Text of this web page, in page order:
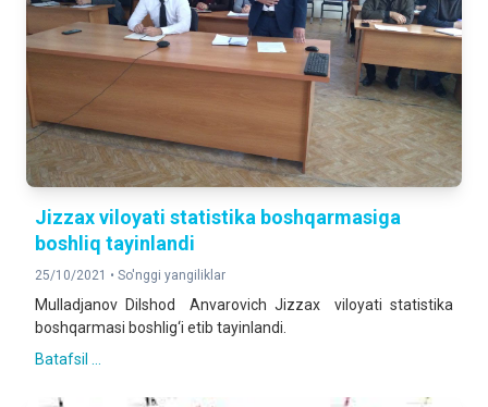
Jizzax viloyati statistika boshqarmasiga
boshliq tayinlandi
25/10/2021 • So'nggi yangiliklar
Mulladjanov Dilshod Anvarovich Jizzax viloyati statistika
boshqarmasi boshlig‘i etib tayinlandi.
Batafsil ...